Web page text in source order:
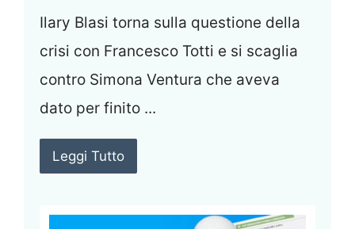
Ilary Blasi torna sulla questione della
crisi con Francesco Totti e si scaglia
contro Simona Ventura che aveva
dato per finito ...
Leggi Tutto